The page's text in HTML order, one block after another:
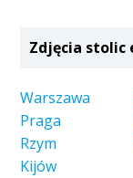
Zdjęcia stolic
Warszawa
Praga
Rzym
Kijów